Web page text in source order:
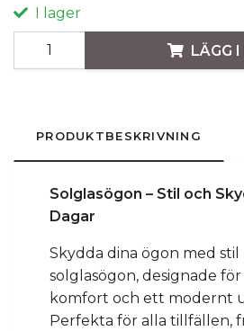
I lager
LÄGG I
PRODUKTBESKRIVNING
Solglasögon – Stil och
Dagar
Skydda dina ögon med stil
solglasögon, designade
komfort och ett modernt
Perfekta för alla tillfällen,